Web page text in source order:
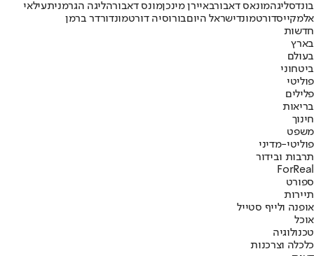
בונדסליגהמונאס דאבורבאיירן מינכןמונס דאבורהליגה הגרמניתעילאי
אלמקייסדורטמונדישראל היוםבורוסיה דורטמונדורדר ברמן
חדשות
בארץ
בעולם
ביטחוני
פוליטי
פלילים
בריאות
חינוך
משפט
פוליטי-מדיני
תרבות ובידור
ForReal
ספורט
תיירות
אופנה ולייף סטייל
אוכל
טכנולוגיה
כלכלה וצרכנות